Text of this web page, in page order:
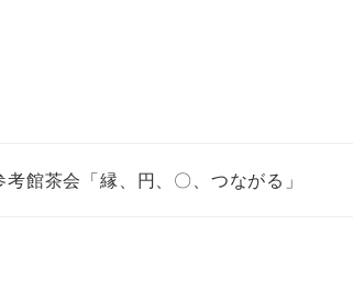
館茶会「縁、円、〇、つながる」